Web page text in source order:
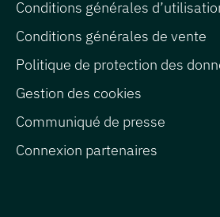
Conditions générales
Conditions générales de vente
Politique de protection des
Gestion des cookies
Communiqué de presse
Connexion partenaires